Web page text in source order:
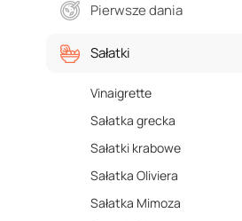
Pierwsze dania
Sałatki
Vinaigrette
Sałatka grecka
Sałatki krabowe
Sałatka Oliviera
Sałatka Mimoza